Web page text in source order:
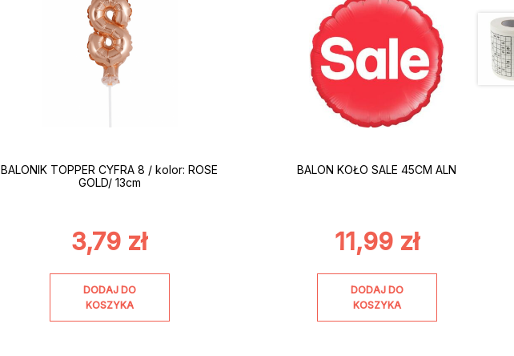
BALONIK TOPPER CYFRA 8 / kolor: ROSE
GOLD/ 13cm
3,79 zł
DODAJ DO
KOSZYKA
BALON KOŁO SALE 45CM ALN
11,99 zł
DODAJ DO
KOSZYKA